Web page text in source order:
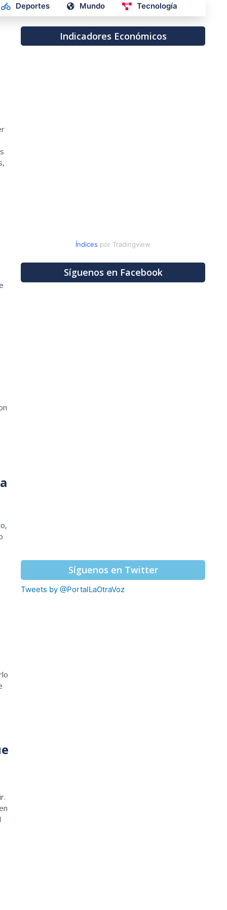
Deportes Mundo Tecnología
Indicadores Económicos
Índices por Tradingview
Síguenos en Facebook
Síguenos en Twitter
Tweets by @PortalLaOtraVoz